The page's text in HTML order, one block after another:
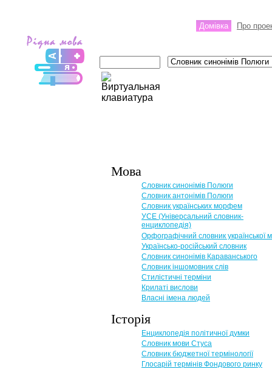
Домівка Про
Мова
Словник синонімів Полюги
Словник антонімів Полюги
Словник українських морфем
УСЕ (Універсальний словник-
енциклопедія)
Орфографічний словник української
Українсько-російський словник
Словник синонімів Караванського
Словник іншомовник слів
Стилістичні терміни
Крилаті вислови
Власні імена людей
Історія
Енциклопедія політичної думки
Словник мови Стуса
Словник бюджетної термінології
Глосарій термінів Фондового ринку